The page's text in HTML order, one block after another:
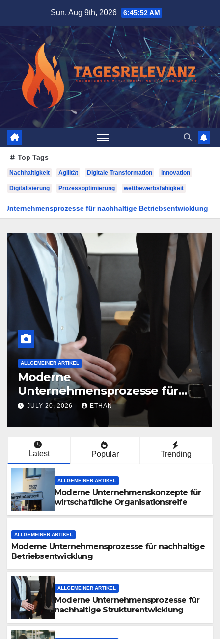
content
Sun. Aug 9th, 2026 6:45:54 AM
Top Tags
Nachhaltigkeit Agilität Digitale Transformation innovation
Digitalisierung Prozessoptimierung wettbewerbsfähigkeit
für nachhaltige Betriebsentwicklung Moderne
für
ALLGEMEINER ARTIKEL
Erfolgreiche
nachhaltiger
JULY 13, 2026
Latest Popular Trending
ALLGEMEINER ARTIKEL
Moderne Unternehmenskonzepte für
wirtschaftliche Organisationsreife
ALLGEMEINER ARTIKEL
Moderne Unternehmensprozesse für nachhaltige
Betriebsentwicklung
ALLGEMEINER ARTIKEL
Moderne Unternehmensprozesse für
nachhaltige Strukturentwicklung